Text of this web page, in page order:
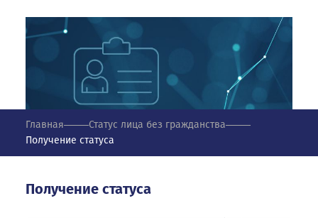
Главная
Статус лица без гражданства
Получение статуса
Получение статуса